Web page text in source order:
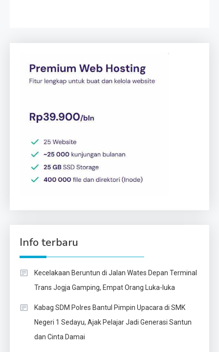
Info terbaru
Kecelakaan Beruntun di Jalan Wates Depan Terminal
Trans Jogja Gamping, Empat Orang Luka-luka
Kabag SDM Polres Bantul Pimpin Upacara di SMK
Negeri 1 Sedayu, Ajak Pelajar Jadi Generasi Santun
dan Cinta Damai